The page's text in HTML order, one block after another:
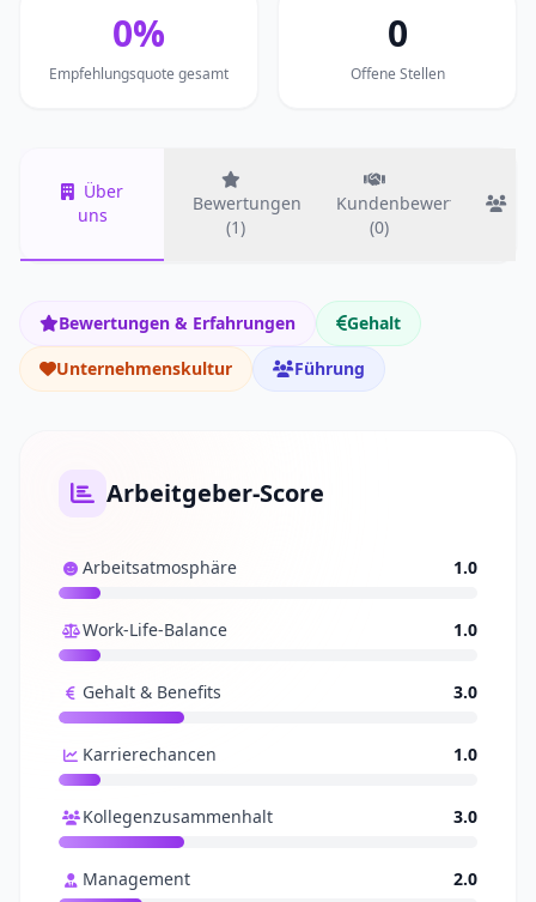
0%
Empfehlungsquote gesamt
0
Offene Stellen
Über
uns
Bewertungen
(1)
Kundenbewertungen
(0)
Bewertungen & Erfahrungen
Gehalt
Unternehmenskultur
Führung
Arbeitgeber-Score
Arbeitsatmosphäre 1.0
Work-Life-Balance 1.0
Gehalt & Benefits 3.0
Karrierechancen 1.0
Kollegenzusammenhalt 3.0
Management 2.0